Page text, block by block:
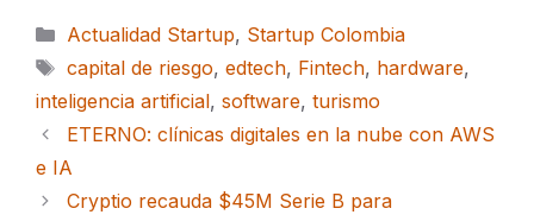
Categorías
Actualidad Startup, Startup Colombia
Etiquetas
capital de riesgo, edtech, Fintech, hardware,
inteligencia artificial, software, turismo
ETERNO: clínicas digitales en la nube con AWS
e IA
Cryptio recauda $45M Serie B para